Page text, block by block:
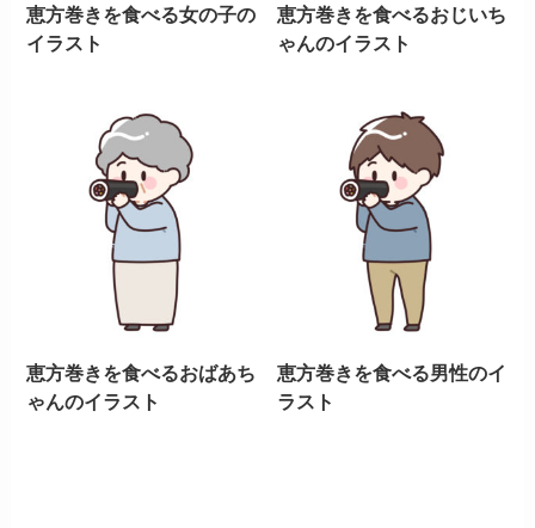
恵方巻きを食べる女の子の
イラスト
恵方巻きを食べるおじいち
ゃんのイラスト
恵方巻きを食べるおばあち
ゃんのイラスト
恵方巻きを食べる男性のイ
ラスト